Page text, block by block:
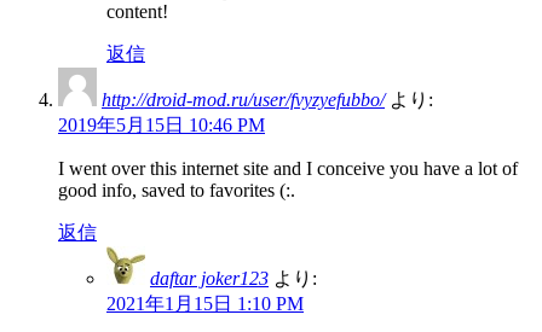
content!
返信
http://droid-mod.ru/user/fvyzyefubbo/ より:
2019年5月15日 10:46 PM
I went over this internet site and I conceive you have a lot of
good info, saved to favorites (:.
返信
daftar joker123 より:
2021年1月15日 1:10 PM